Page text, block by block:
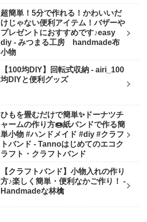
超簡単！5分で作れる！かわいいだ
けじゃない便利アイテム！バザーや
プレゼントにおすすめです♪easy
diy - みつまる工房 handmade布
小物
【100均DIY】回転式収納 - airi_100
均DIYと便利グッズ
ひもを畳むだけで簡単✨ドーナツチ
ャームの作り方🍩紙バンドで作る簡
単小物 #ハンドメイド #diy #クラフ
トバンド - Tannoはじめてのエコク
ラフト・クラフトバンド
【クラフトバンド】小物入れの作り
方♪楽しく簡単・便利なかご作り！ -
Handmadeな林檎